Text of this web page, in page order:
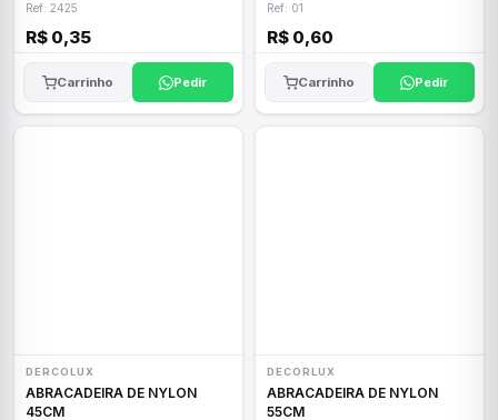
Ref: 2425
R$ 0,35
Carrinho Pedir
Ref: 01
R$ 0,60
Carrinho Pedir
DERCOLUX
ABRACADEIRA DE NYLON
45CM
DECORLUX
ABRACADEIRA DE NYLON
55CM